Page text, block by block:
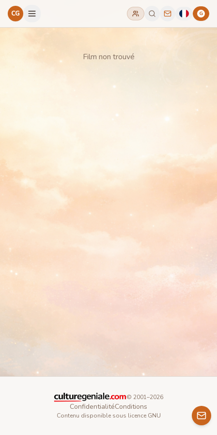
CG G
Film non trouvé
© 2001–2026
ConfidentialitéConditions
Contenu disponible sous licence GNU